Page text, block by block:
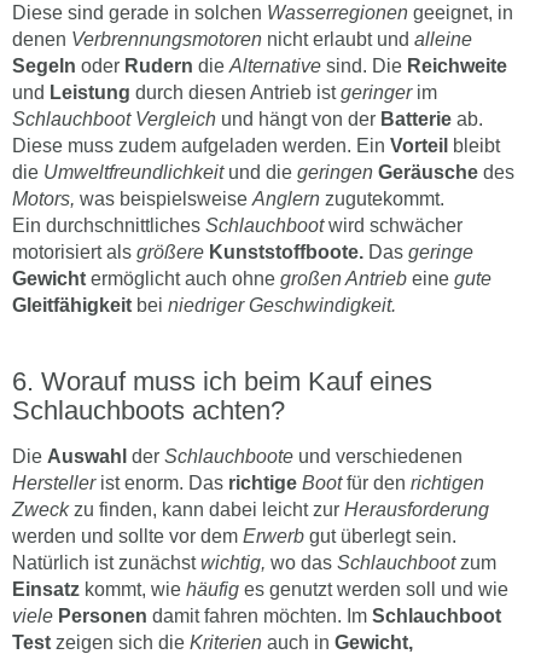
Diese sind gerade in solchen Wasserregionen geeignet, in
denen Verbrennungsmotoren nicht erlaubt und alleine
Segeln oder Rudern die Alternative sind. Die Reichweite
und Leistung durch diesen Antrieb istgeringerim
Schlauchboot Vergleich und hängt von der Batterie ab.
Diese muss zudem aufgeladen werden. Ein Vorteil bleibt
die Umweltfreundlichkeitund die geringen Geräusche des
Motors, was beispielsweise Anglern zugutekommt.
Ein durchschnittliches Schlauchbootwird schwächer
motorisiert als größere Kunststoffboote. Das geringe
Gewicht ermöglicht auch ohne großen Antrieb eine gute
Gleitfähigkeit bei niedriger Geschwindigkeit.
Worauf muss ich beim Kauf eines
Schlauchboots achten?
Die Auswahl der Schlauchboote und verschiedenen
Herstellerist enorm. Das richtige Bootfür den richtigen
Zweckzu finden, kann dabei leicht zur Herausforderung
werden und sollte vor dem Erwerb gut überlegt sein.
Natürlich ist zunächstwichtig, wo das Schlauchbootzum
Einsatz kommt, wie häufig es genutzt werden soll und wie
viele Personen damit fahren möchten. Im Schlauchboot
Test zeigen sich die Kriterien auch in Gewicht,